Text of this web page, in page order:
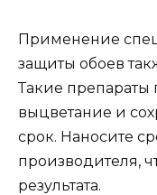
Применение
защиты обоев
Такие препараты
выцветание и
срок. Наносите
производителя,
результата.